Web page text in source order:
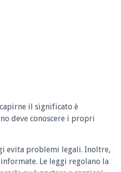
il significato è
deve conoscere i propri
evita problemi legali. Inoltre,
Le leggi regolano la